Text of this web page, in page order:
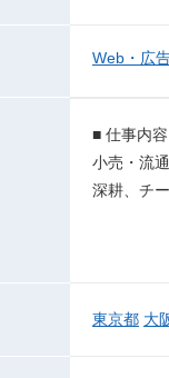
Web・広
■ 仕事内容
小売・流
深耕、チ
東京都 大